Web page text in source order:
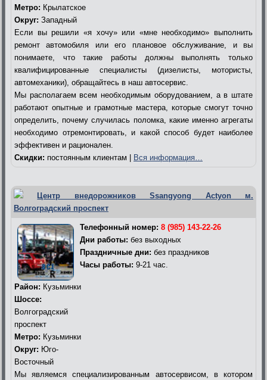
Метро: Крылатское
Округ: Западный
Если вы решили «я хочу» или «мне необходимо» выполнить
ремонт автомобиля или его плановое обслуживание, и вы
понимаете, что такие работы должны выполнять только
квалифицированные специалисты (дизелисты, мотористы,
автомеханики), обращайтесь в наш автосервис.
Мы располагаем всем необходимым оборудованием, а в штате
работают опытные и грамотные мастера, которые смогут точно
определить, почему случилась поломка, какие именно агрегаты
необходимо отремонтировать, и какой способ будет наиболее
эффективен и рационален.
Скидки: постоянным клиентам | Вся информация…
Центр внедорожников Ssangyong Actyon м.
Волгоградский проспект
Телефонный номер: 8 (985) 143-22-26
Дни работы: без выходных
Праздничные дни: без праздников
Часы работы: 9-21 час.
Район: Кузьминки
Шоссе:
Волгоградский
проспект
Метро: Кузьминки
Округ: Юго-
Восточный
Мы являемся специализированным автосервисом, в котором